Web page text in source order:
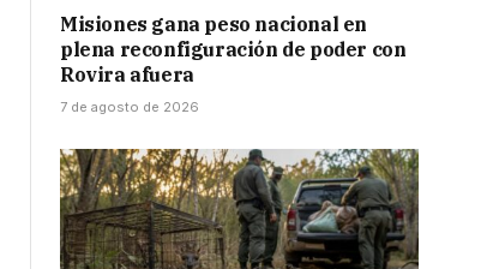
Misiones gana peso nacional en
plena reconfiguración de poder con
Rovira afuera
7 de agosto de 2026